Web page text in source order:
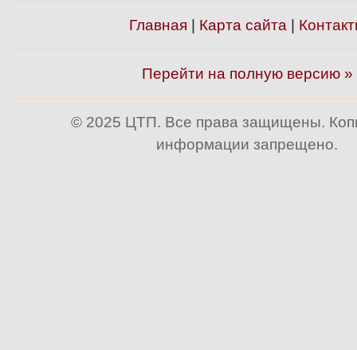
Главная Карта сайта
Перейти на полную версию »
© 2025 ЦТП. Все права защищены.
информации запрещено.